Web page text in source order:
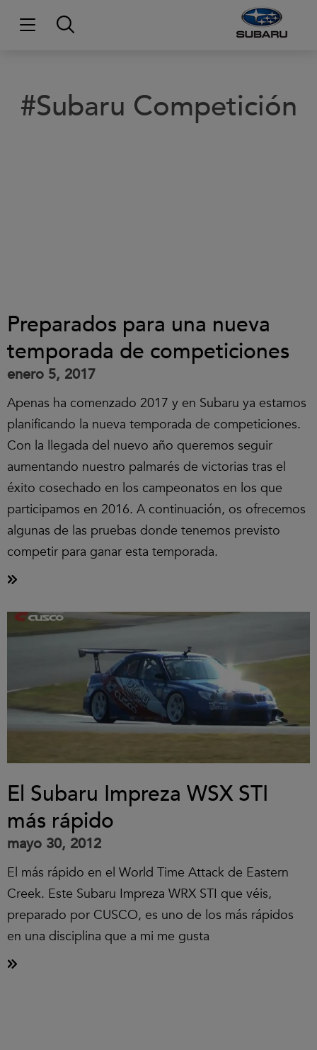
#Subaru Competición
Preparados para una nueva
temporada de competiciones
enero 5, 2017
Apenas ha comenzado 2017 y en Subaru ya estamos
planificando la nueva temporada de competiciones.
Con la llegada del nuevo año queremos seguir
aumentando nuestro palmarés de victorias tras el
éxito cosechado en los campeonatos en los que
participamos en 2016. A continuación, os ofrecemos
algunas de las pruebas donde tenemos previsto
competir para ganar esta temporada.
El Subaru Impreza WSX STI
más rápido
mayo 30, 2012
El más rápido en el World Time Attack de Eastern
Creek. Este Subaru Impreza WRX STI que véis,
preparado por CUSCO, es uno de los más rápidos
en una disciplina que a mi me gusta